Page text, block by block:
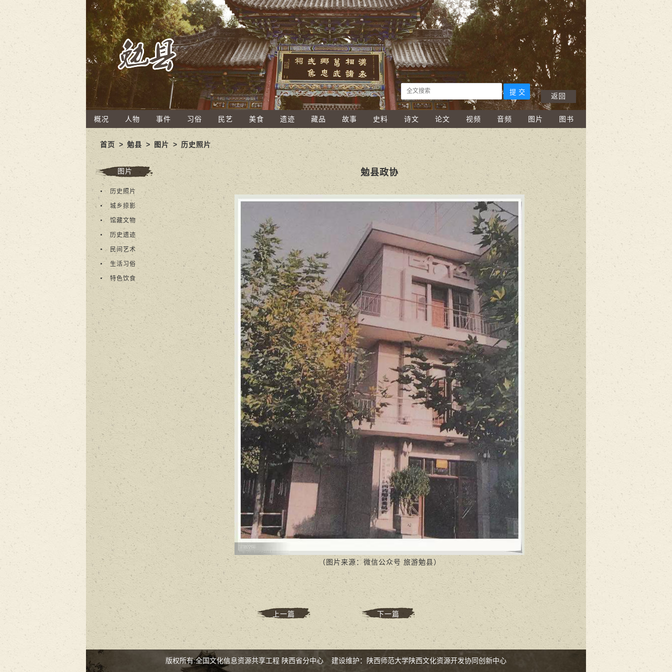
概况 人物 事件 习俗 民艺 美食 遗迹 藏品 故事 史料 诗文 论文 视频 音频 图片 图书
返回
首页 >勉县 > 图片 > 历史照片
图片
历史照片
城乡掠影
馆藏文物
历史遗迹
民间艺术
生活习俗
特色饮食
勉县政协
​（图片来源：微信公众号 旅游勉县）
上一篇 下一篇
版权所有:全国文化信息资源共享工程 陕西省分中心 建设维护：陕西师范大学陕西文化资源开发协同创新中心